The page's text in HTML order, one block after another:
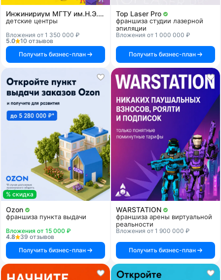
Инжинириум МГТУ им.Н.Э.Баумана
детские центры
Вложения от 1 350 000 ₽
5.0
10 отзывов
Получить бизнес-план
Top Laser Pro
франшиза студии лазерной
эпиляции
Вложения от 1 000 000 ₽
Получить бизнес-план
% скидка
Ozon
франшиза пункта выдачи
Вложения от 15 000 ₽
4.8
39 отзывов
Получить бизнес-план
WARSTATION
франшиза арены виртуальной
реальности
Вложения от 1 900 000 ₽
Получить бизнес-план